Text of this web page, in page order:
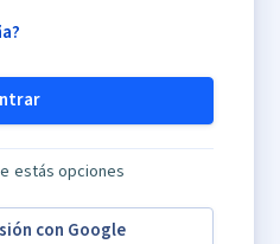
estás opciones
con Google